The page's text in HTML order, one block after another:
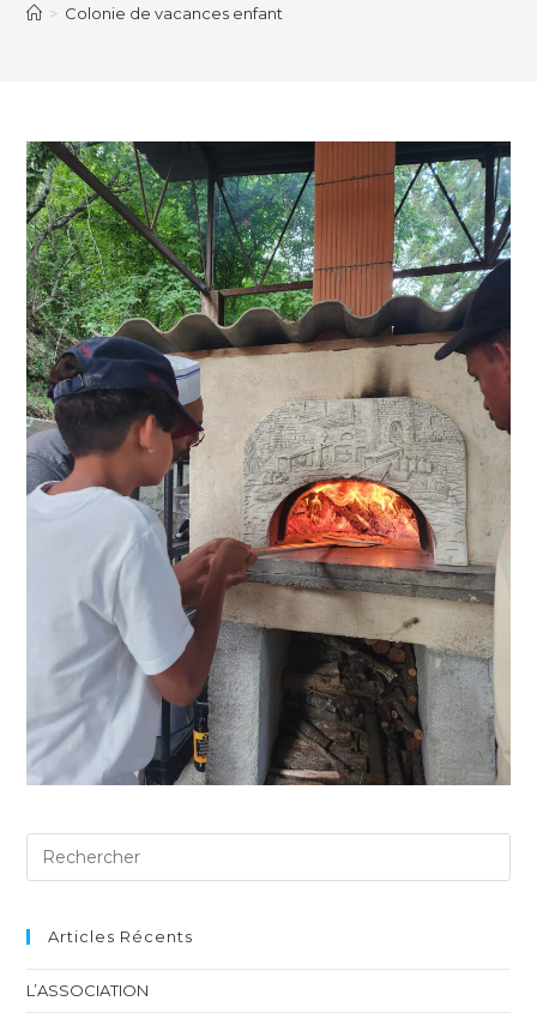
> Colonie de vacances enfant
Articles Récents
L’ASSOCIATION